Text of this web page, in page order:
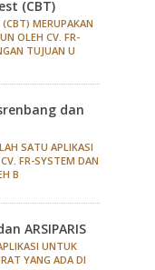
(CBT)
MERUPAKAN
OLEH CV. FR-
TUJUAN U
dan
SATU APLIKASI
FR-SYSTEM DAN
B
ARSIPARIS
UNTUK
YANG ADA DI